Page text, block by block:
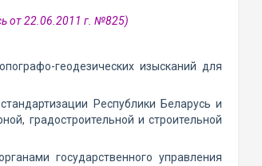
от 22.06.2011 г. №825)
геодезических изысканий для
Республики Беларусь и
градостроительной и строительной
государственного управления